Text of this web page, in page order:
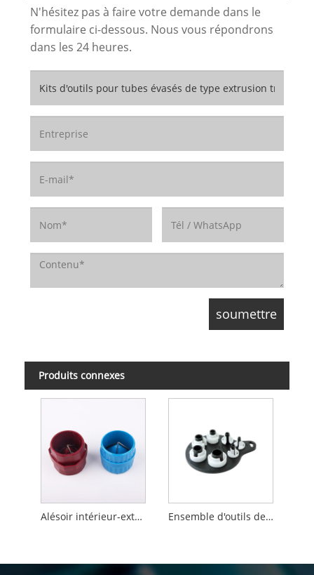
N'hésitez pas à faire votre demande dans le
formulaire ci-dessous. Nous vous répondrons
dans les 24 heures.
Produits connexes
Alésoir intérieur-extérieur de tuyau Ensemble d'outils de déconnexion de conduite de carburant A/C